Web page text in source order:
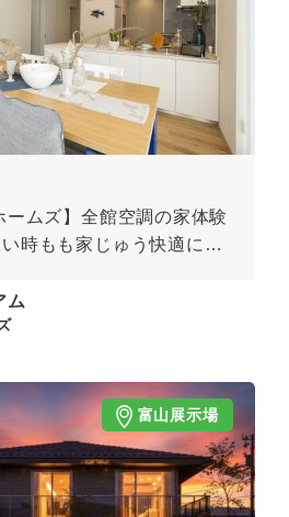
ームズ】全館空調の家体験
時もも家じゅう快適に！
ム
富山展示場